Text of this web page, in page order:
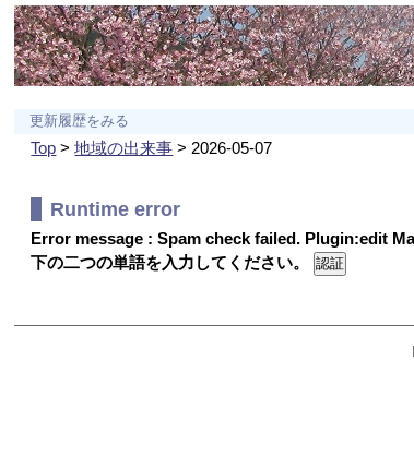
更新履歴をみる
Top >地域の出来事 > 2026-05-07
Runtime error
Error message : Spam check failed. Plugin:edit
下の二つの単語を入力してください。